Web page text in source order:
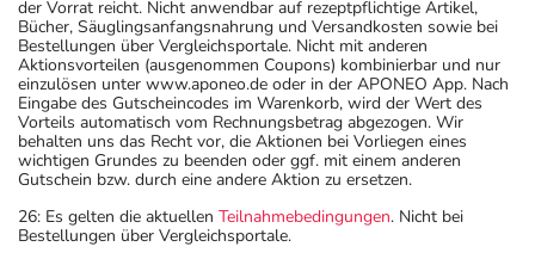
der Vorrat reicht. Nicht anwendbar auf rezeptpflichtige Artikel,
Bücher, Säuglingsanfangsnahrung und Versandkosten sowie bei
Bestellungen über Vergleichsportale. Nicht mit anderen
Aktionsvorteilen (ausgenommen Coupons) kombinierbar und nur
einzulösen unter www.aponeo.de oder in der APONEO App. Nach
Eingabe des Gutscheincodes im Warenkorb, wird der Wert des
Vorteils automatisch vom Rechnungsbetrag abgezogen. Wir
behalten uns das Recht vor, die Aktionen bei Vorliegen eines
wichtigen Grundes zu beenden oder ggf. mit einem anderen
Gutschein bzw. durch eine andere Aktion zu ersetzen.
26: Es gelten die aktuellen Teilnahmebedingungen. Nicht bei
Bestellungen über Vergleichsportale.